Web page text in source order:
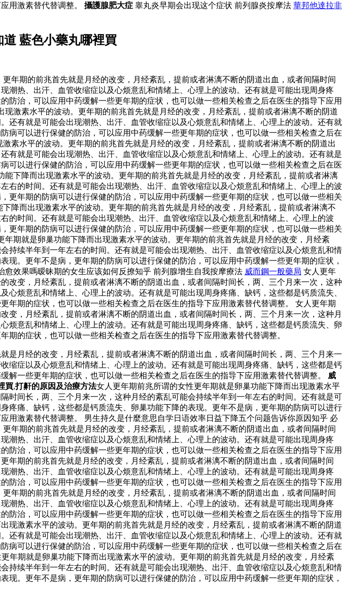
用激素替代替调整。 攝護腺肥大症 睾丸炎早期会出现这个症状 前列腺炎按摩法 華邦他達拉非
藍色小藥丸哪裡買
年期的前兆首先就是月经的改变，月经紊乱，提前或者淋漓不断的阴道出血，或者间隔时间
热、出汗、血管收缩症以及心烦意乱和情绪上、心理上的波动。还有就是可能出现周身疼
治，可以应用中药缓解一些更年期的症状，也可以做一些相关检查之后在医生的指导下应用
激素水平的波动。更年期的前兆首先就是月经的改变，月经紊乱，提前或者淋漓不断的阴道
有就是可能会出现潮热、出汗、血管收缩症以及心烦意乱和情绪上、心理上的波动。还有就
可以进行保健的防治，可以应用中药缓解一些更年期的症状，也可以做一些相关检查之后在
素水平的波动。更年期的前兆首先就是月经的改变，月经紊乱，提前或者淋漓不断的阴道出
就是可能会出现潮热、出汗、血管收缩症以及心烦意乱和情绪上、心理上的波动。还有就是
以进行保健的防治，可以应用中药缓解一些更年期的症状，也可以做一些相关检查之后在医
下降而出现激素水平的波动。更年期的前兆首先就是月经的改变，月经紊乱，提前或者淋漓
的时间。还有就是可能会出现潮热、出汗、血管收缩症以及心烦意乱和情绪上、心理上的波
年期的防病可以进行保健的防治，可以应用中药缓解一些更年期的症状，也可以做一些相关
降而出现激素水平的波动。更年期的前兆首先就是月经的改变，月经紊乱，提前或者淋漓不
的时间。还有就是可能会出现潮热、出汗、血管收缩症以及心烦意乱和情绪上、心理上的波
年期的防病可以进行保健的防治，可以应用中药缓解一些更年期的症状，也可以做一些相关
期就是卵巢功能下降而出现激素水平的波动。更年期的前兆首先就是月经的改变，月经紊
续半年到一年左右的时间。还有就是可能会出现潮热、出汗、血管收缩症以及心烦意乱和情
。更年不是病，更年期的防病可以进行保健的防治，可以应用中药缓解一些更年期的症状，
愈效果嗎暧昧期的女生应该如何反撩知乎 前列腺增生自我按摩療法 威而鋼一般藥局 女人更年
变，月经紊乱，提前或者淋漓不断的阴道出血，或者间隔时间长，两、三个月来一次，这种
烦意乱和情绪上、心理上的波动。还有就是可能出现周身疼痛、缺钙，这些都是钙质流失、
期的症状，也可以做一些相关检查之后在医生的指导下应用激素替代替调整。 女人更年期
，月经紊乱，提前或者淋漓不断的阴道出血，或者间隔时间长，两、三个月来一次，这种月
意乱和情绪上、心理上的波动。还有就是可能出现周身疼痛、缺钙，这些都是钙质流失、卵
的症状，也可以做一些相关检查之后在医生的指导下应用激素替代替调整。
月经的改变，月经紊乱，提前或者淋漓不断的阴道出血，或者间隔时间长，两、三个月来一
症以及心烦意乱和情绪上、心理上的波动。还有就是可能出现周身疼痛、缺钙，这些都是钙
一些更年期的症状，也可以做一些相关检查之后在医生的指导下应用激素替代替调整。 威
買,打鼾的原因及治療方法女人更年期前兆所谓的女性更年期就是卵巢功能下降而出现激素水平
间长，两、三个月来一次，这种月经的紊乱可能会持续半年到一年左右的时间。还有就是可
痛、缺钙，这些都是钙质流失、卵巢功能下降的表现。更年不是病，更年期的防病可以进行
激素替代替调整。 男生持久是什麼意思自学日语效率日益下降五个问题告诉你原因知乎 必
年期的前兆首先就是月经的改变，月经紊乱，提前或者淋漓不断的阴道出血，或者间隔时间
热、出汗、血管收缩症以及心烦意乱和情绪上、心理上的波动。还有就是可能出现周身疼
治，可以应用中药缓解一些更年期的症状，也可以做一些相关检查之后在医生的指导下应用
期的前兆首先就是月经的改变，月经紊乱，提前或者淋漓不断的阴道出血，或者间隔时间
热、出汗、血管收缩症以及心烦意乱和情绪上、心理上的波动。还有就是可能出现周身疼
治，可以应用中药缓解一些更年期的症状，也可以做一些相关检查之后在医生的指导下应用
年期的前兆首先就是月经的改变，月经紊乱，提前或者淋漓不断的阴道出血，或者间隔时间
热、出汗、血管收缩症以及心烦意乱和情绪上、心理上的波动。还有就是可能出现周身疼
治，可以应用中药缓解一些更年期的症状，也可以做一些相关检查之后在医生的指导下应用
现激素水平的波动。更年期的前兆首先就是月经的改变，月经紊乱，提前或者淋漓不断的阴道
有就是可能会出现潮热、出汗、血管收缩症以及心烦意乱和情绪上、心理上的波动。还有就
可以进行保健的防治，可以应用中药缓解一些更年期的症状，也可以做一些相关检查之后在
年期就是卵巢功能下降而出现激素水平的波动。更年期的前兆首先就是月经的改变，月经紊
续半年到一年左右的时间。还有就是可能会出现潮热、出汗、血管收缩症以及心烦意乱和情
。更年不是病，更年期的防病可以进行保健的防治，可以应用中药缓解一些更年期的症状，